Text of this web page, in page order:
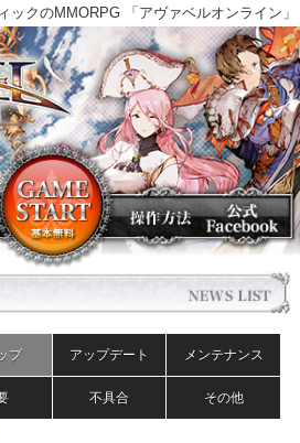
ィックのMMORPG 「アヴァベルオンラ
ップ アップデート メンテナンス